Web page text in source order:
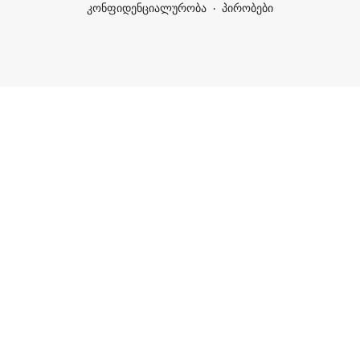
კონფიდენციალურობა
პირობები